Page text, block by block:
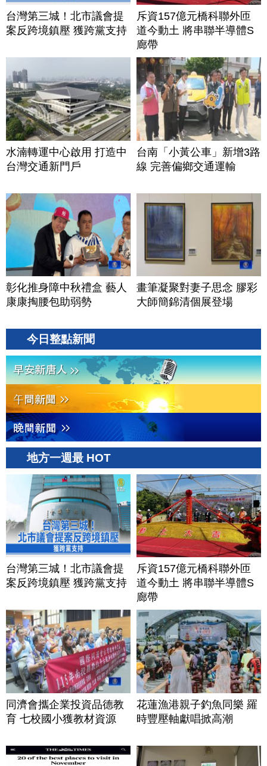
台灣第三城！北市議會提
案反跨境鎮壓 獲跨黨支持
斥資157億元橋科聯外匝
道今動土 將串聯半導體S
廊帶
水湳轉運中心啟用 打造中
台灣交通新門戶
台南「小黃公車」新增3路
線 完善偏鄉交通運輸
彰化推身障中秋禮盒 藝人
康康掏腰包助弱勢
畫筆凝聚對妻子思念 膠彩
大師簡錦清個展登場
今日整點新聞
地方一週最 HOT
台灣第三城！北市議會提
案反跨境鎮壓 獲跨黨支持
斥資157億元橋科聯外匝
道今動土 將串聯半導體S
廊帶
同濟會攜企業投資品德教
育 七校國小獲教材資源
花蓮漁港親子釣魚同樂 羅
時豐壓軸獻唱掀高潮